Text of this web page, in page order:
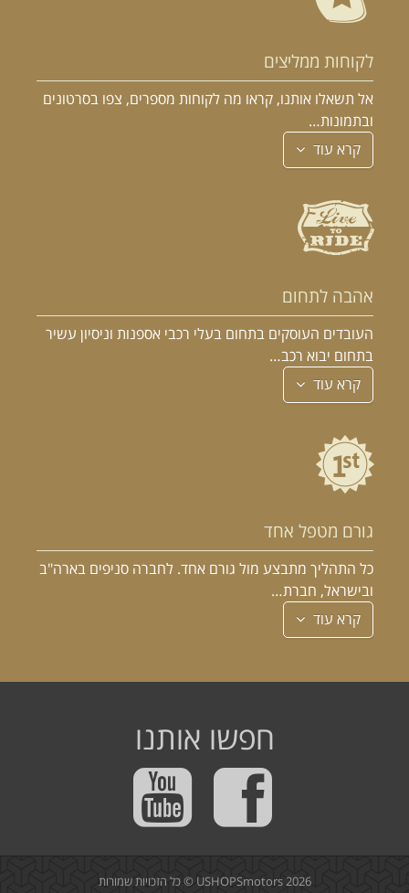
לקוחות ממליצים
אל תשאלו אותנו, קראו מה לקוחות מספרים, צפו בסרטונים
ובתמונות…
קרא עוד
אהבה לתחום
העובדים העוסקים בתחום בעלי רכבי אספנות וניסיון עשיר
בתחום יבוא רכב…
קרא עוד
גורם מטפל אחד
כל התהליך מתבצע מול גורם אחד. לחברה סניפים בארה"ב
ובישראל, חברת…
קרא עוד
חפשו אותנו
USHOPSmotors2026 © כל הזכויות שמורות